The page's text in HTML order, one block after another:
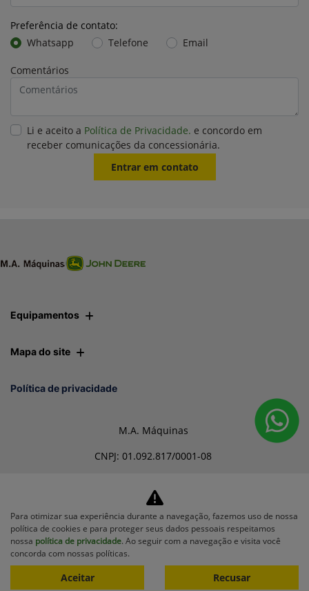
Preferência de contato:
Whatsapp
Telefone Email
Comentários
Li e aceito a Política de Privacidade. e concordo em
receber comunicações da concessionária.
Entrar em contato
Equipamentos
Mapa do site
Política de privacidade
M.A. Máquinas
CNPJ: 01.092.817/0001-08
Desacelere. Seu bem maior é
a vida.
Desenvolvido pela DEALERSPACE ® Direitos Reservados.
Para otimizar sua experiência durante a navegação, fazemos uso de nossa
política de cookies e para proteger seus dados pessoais respeitamos
nossa política de privacidade. Ao seguir com a navegação e visita você
concorda com nossas políticas.
Aceitar Recusar